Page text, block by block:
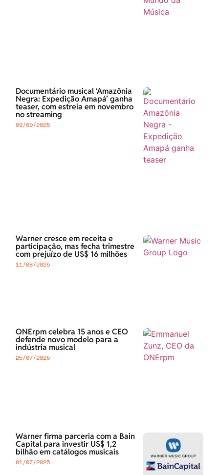
Documentário musical ‘Amazônia
Negra: Expedição Amapá’ ganha
teaser, com estreia em novembro
no streaming
09/09/2025
Warner cresce em receita e
participação, mas fecha trimestre
com prejuízo de US$ 16 milhões
11/08/2025
ONErpm celebra 15 anos e CEO
defende novo modelo para a
indústria musical
25/07/2025
Warner firma parceria com a Bain
Capital para investir US$ 1,2
bilhão em catálogos musicais
01/07/2025